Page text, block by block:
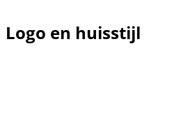
Logo en huisstijl